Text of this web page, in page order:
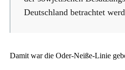
Deutschland betrachtet
Damit war die Oder-Neiße-Linie